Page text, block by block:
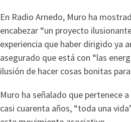
En Radio Arnedo, Muro ha
encabezar “un proyecto
experiencia que haber dirigido ya
asegurado que está con “las
ilusión de hacer cosas bonitas
Muro ha señalado que pertenece
casi cuarenta años, “toda una